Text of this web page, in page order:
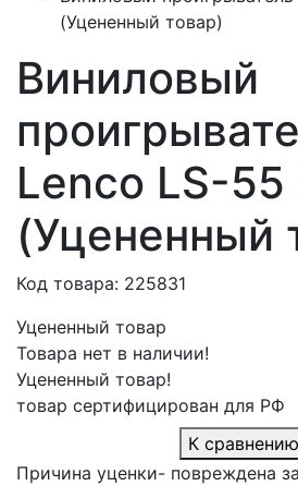
(Уцененный товар)
Виниловый
Lenco LS-55
(Уцененный
Код товара: 225831
Уцененный товар
Товара нет в наличии!
Уцененный товар!
товар сертифицирован для РФ
К сравнению
Причина уценки- повреждена